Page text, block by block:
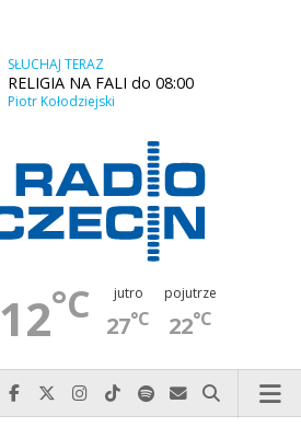
SŁUCHAJ TERAZ
RELIGIA NA FALI do 08:00
Piotr Kołodziejski
12°C jutro
27°C
pojutrze
22°C
Najlepiej po prostu do nas zadzwoń
Odwiedź nas na Facebook-u
Odwiedź nas na X
Odwiedź nas na Instagram-ie
Odwiedź nas na TikTok-u
Szukaj nas na Spotify
Wyślij do nas
Szukaj